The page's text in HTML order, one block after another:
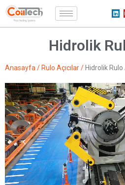
Hidrolik
Anasayfa /Rulo Açıcılar/Hidrolik Rulo